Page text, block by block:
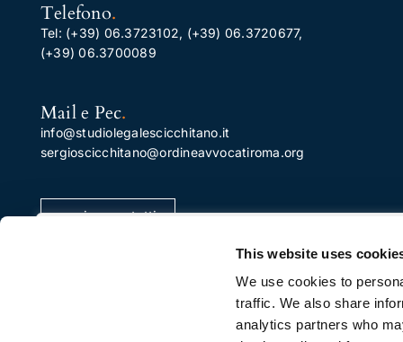
This website uses
We use cookies to
traffic. We also share
analytics partners who
Utilizziamo i cookie per migliorare la tua esperienza di
navigazione, pubblicare annunci o contenuti
personalizzati e analizzare il nostro traffico. Facendo clic
su "Accetta tutto", acconsenti al nostro utilizzo dei
Telefono.
Tel: (+39) 06.3723102, (+39) 06.3720677,
(+39) 06.3700089
Mail e Pec.
info@studiolegalescicchitano.it
sergioscicchitano@ordineavvocatiroma.org
pagina contatti